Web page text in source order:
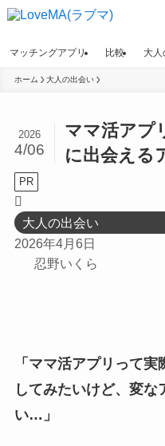
マッチングアプリ 比較 大
ホーム 大人の出会い
ママ活アプ
に出会える
2026
4/06
PR
大人の出会い
2026年4月6日
忍野いくら
「ママ活アプリって
してみたいけど、変
い…」